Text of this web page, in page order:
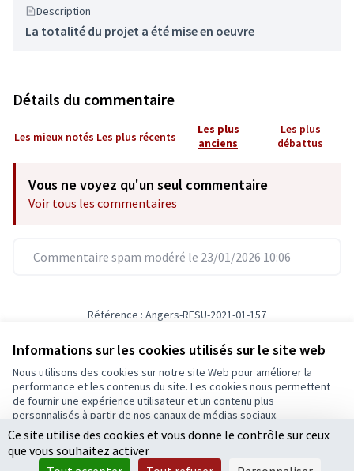
Informations sur les cookies utilisés sur le site web
Nous utilisons des cookies sur notre site Web pour améliorer la
performance et les contenus du site. Les cookies nous permettent
de fournir une expérience utilisateur et un contenu plus
personnalisés à partir de nos canaux de médias sociaux.
Tout accepter
Accepter seulement les cookies essentiels
Description
La totalité du projet a été mise en oeuvre
Détails du commentaire
Les mieux notés Les plus récents
Les plus
anciens
Les plus
débattus
Vous ne voyez qu'un seul commentaire
Voir tous les commentaires
Commentaire spam modéré le 23/01/2026 10:06
Référence : Angers-RESU-2021-01-157
Conditions d'utilisation
Paramètres des cookies
Ecrivons Angers sur X
(Lien externe)
Ecrivons Angers sur Facebook
(Lien externe)
Ce site utilise des cookies et vous donne le contrôle sur ceux
que vous souhaitez activer